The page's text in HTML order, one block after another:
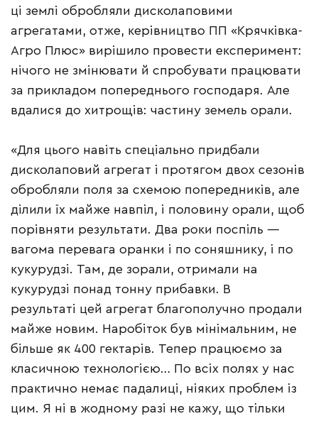
ці землі обробляли дисколаповими
агрегатами, отже, керівництво ПП «Крячківка-
Агро Плюс» вирішило провести експеримент:
нічого не змінювати й спробувати працювати
за прикладом попереднього господаря. Але
вдалися до хитрощів: частину земель орали.
«Для цього навіть спеціально придбали
дисколаповий агрегат і протягом двох сезонів
обробляли поля за схемою попередників, але
ділили їх майже навпіл, і половину орали, щоб
порівняти результати. Два роки поспіль —
вагома перевага оранки і по соняшнику, і по
кукурудзі. Там, де зорали, отримали на
кукурудзі понад тонну прибавки. В
результаті цей агрегат благополучно продали
майже новим. Наробіток був мінімальним, не
більше як 400 гектарів. Тепер працюємо за
класичною технологією… По всіх полях у нас
практично немає падалиці, ніяких проблем із
цим. Я ні в жодному разі не кажу, що тільки